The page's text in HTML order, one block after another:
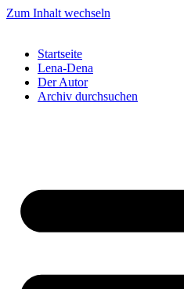
Zum Inhalt wechseln
Startseite
Lena-Dena
Der Autor
Archiv durchsuchen